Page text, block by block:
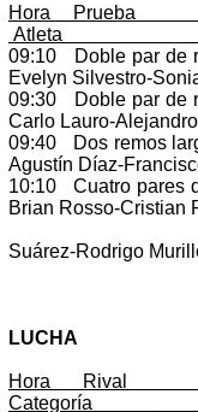
09:10 Doble par de
Evelyn Silvestro-
09:30 Doble par de
Carlo Lauro-
09:40 Dos
Agustín Díaz-
10:10 Cuatro
Brian Rosso-Cristian
Suárez-Rodrigo
LUCHA